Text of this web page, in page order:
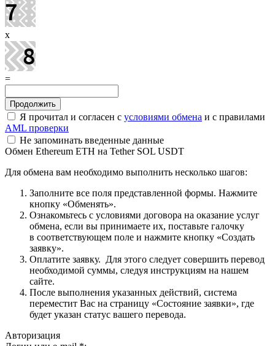
x
=
Я прочитал и согласен с условиями обмена и с правилами
AML проверки
Не запоминать введенные данные
Обмен Ethereum ETH на Tether SOL USDT
Для обмена вам необходимо выполнить несколько шагов:
Заполните все поля представленной формы. Нажмите
кнопку «Обменять».
Ознакомьтесь с условиями договора на оказание услуг
обмена, если вы принимаете их, поставьте галочку
в соответствующем поле и нажмите кнопку «Создать
заявку».
Оплатите заявку. Для этого следует совершить перевод
необходимой суммы, следуя инструкциям на нашем
сайте.
После выполнения указанных действий, система
переместит Вас на страницу «Состояние заявки», где
будет указан статус вашего перевода.
Авторизация